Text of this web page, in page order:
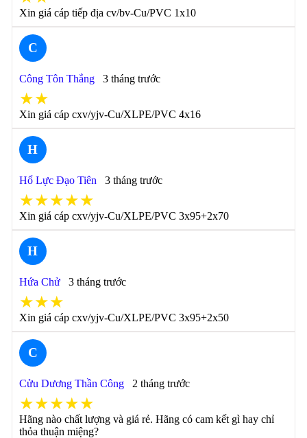
Xin giá cáp tiếp địa cv/bv-Cu/PVC 1x10
C
Công Tôn Thắng 3 tháng trước
★★
Xin giá cáp cxv/yjv-Cu/XLPE/PVC 4x16
H
Hổ Lực Đạo Tiên 3 tháng trước
★★★★★
Xin giá cáp cxv/yjv-Cu/XLPE/PVC 3x95+2x70
H
Hứa Chử 3 tháng trước
★★★
Xin giá cáp cxv/yjv-Cu/XLPE/PVC 3x95+2x50
C
Cửu Dương Thần Công 2 tháng trước
★★★★★
Hãng nào chất lượng và giá rẻ. Hãng có cam kết gì hay chỉ
thỏa thuận miệng?